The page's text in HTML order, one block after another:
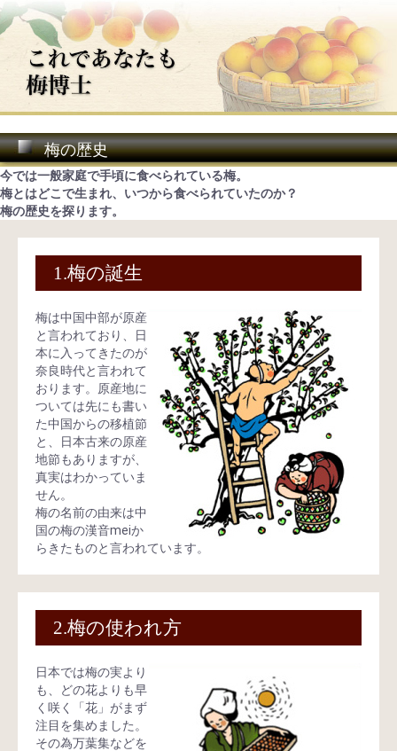
梅の歴史
今では一般家庭で手頃に食べられている梅。
梅とはどこで生まれ、いつから食べられていたのか？
梅の歴史を探ります。
1.梅の誕生
梅は中国中部が原産
と言われており、日
本に入ってきたのが
奈良時代と言われて
おります。原産地に
ついては先にも書い
た中国からの移植節
と、日本古来の原産
地節もありますが、
真実はわかっていま
せん。
梅の名前の由来は中
国の梅の漢音meiか
らきたものと言われています。
2.梅の使われ方
日本では梅の実より
も、どの花よりも早
く咲く「花」がまず
注目を集めました。
その為万葉集などを